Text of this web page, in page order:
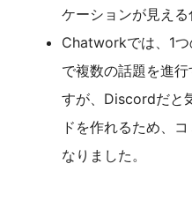
ケーションが見える
Chatworkでは、1
で複数の話題を進
すが、Discordだと
ドを作れるため、
なりました。